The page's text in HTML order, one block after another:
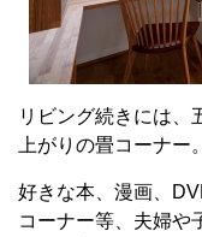
リビング続きには、
上がりの畳コーナー。
好きな本、漫画、
コーナー等、夫婦や